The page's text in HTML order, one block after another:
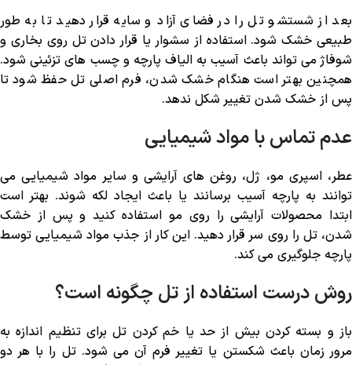
بعد از شستشو تل را در فضای آزاد و سایه قرار دهید تا به طور
طبیعی خشک شود. استفاده از سشوار یا قرار دادن تل روی بخاری و
شوفاژ می ‌تواند باعث آسیب به الیاف پارچه و چسب‌ های تزئینی شود.
همچنین بهتر است هنگام خشک شدن، فرم اصلی تل حفظ شود تا
پس از خشک شدن تغییر شکل ندهد.
عدم تماس با مواد شیمیایی
عطر، اسپری مو، ژل، روغن ‌های آرایشی و سایر مواد شیمیایی می
‌توانند به پارچه آسیب برسانند یا باعث ایجاد لکه شوند. بهتر است
ابتدا محصولات آرایشی را روی مو استفاده کنید و پس از خشک
شدن، تل را روی سر قرار دهید. این کار از جذب مواد شیمیایی توسط
پارچه جلوگیری می ‌کند.
روش درست استفاده از تل چگونه است؟
باز و بسته کردن بیش از حد یا خم کردن تل برای تنظیم اندازه به
مرور زمان باعث شکستن یا تغییر فرم آن می ‌شود. تل را با هر دو